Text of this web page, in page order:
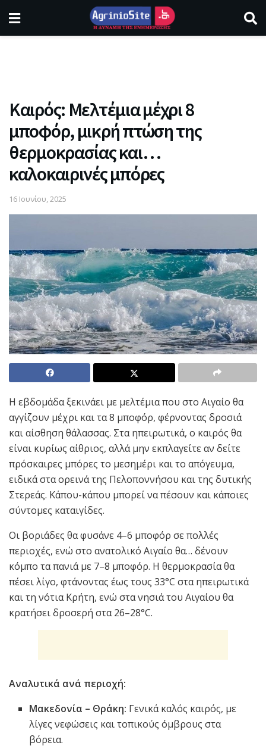
Καιρός: Μελτέμια μέχρι 8
μποφόρ, μικρή πτώση της
θερμοκρασίας και…
καλοκαιρινές μπόρες
16 Ιουνίου, 2025
Η εβδομάδα ξεκινάει με μελτέμια που στο Αιγαίο θα
αγγίζουν μέχρι και τα 8 μποφόρ, φέρνοντας δροσιά
και αίσθηση θάλασσας. Στα ηπειρωτικά, ο καιρός θα
είναι κυρίως αίθριος, αλλά μην εκπλαγείτε αν δείτε
πρόσκαιρες μπόρες το μεσημέρι και το απόγευμα,
ειδικά στα ορεινά της Πελοποννήσου και της δυτικής
Στερεάς. Κάπου-κάπου μπορεί να πέσουν και κάποιες
σύντομες καταιγίδες.
Οι βοριάδες θα φυσάνε 4–6 μποφόρ σε πολλές
περιοχές, ενώ στο ανατολικό Αιγαίο θα… δένουν
κόμπο τα πανιά με 7–8 μποφόρ. Η θερμοκρασία θα
πέσει λίγο, φτάνοντας έως τους 33°C στα ηπειρωτικά
και τη νότια Κρήτη, ενώ στα νησιά του Αιγαίου θα
κρατήσει δροσερή στα 26–28°C.
Αναλυτικά ανά περιοχή:
Μακεδονία – Θράκη: Γενικά καλός καιρός, με
λίγες νεφώσεις και τοπικούς όμβρους στα
βόρεια.